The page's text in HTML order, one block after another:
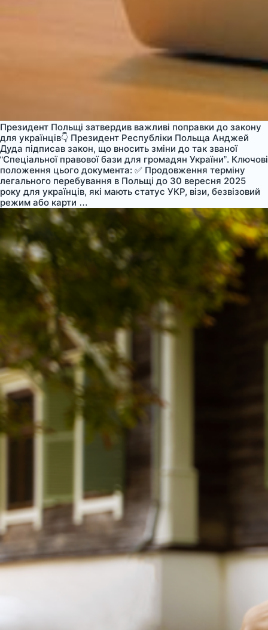
Президент Польщі затвердив важливі поправки до закону
для українців👇 Президент Республіки Польща Анджей
Дуда підписав закон, що вносить зміни до так званої
“Спеціальної правової бази для громадян України”. Ключові
положення цього документа: ✅ Продовження терміну
легального перебування в Польщі до 30 вересня 2025
року для українців, які мають статус УКР, візи, безвізовий
режим або карти …
спецзаконі